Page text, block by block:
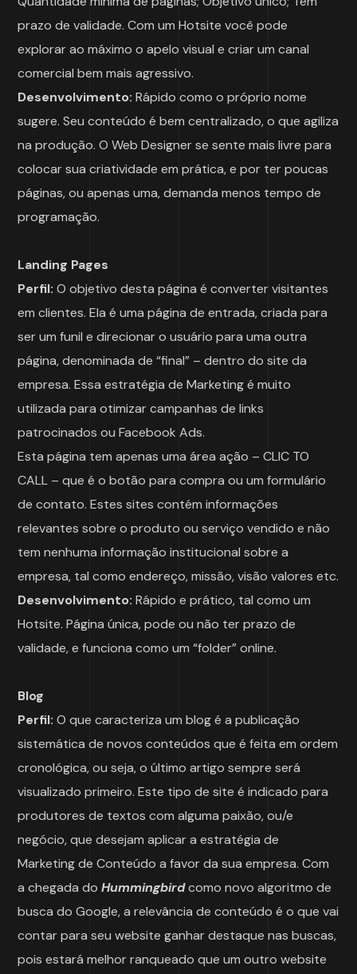
prazo de validade. Com um Hotsite você pode
explorar ao máximo o apelo visual e criar um canal
comercial bem mais agressivo.
Desenvolvimento:Rápido como o próprio nome
sugere. Seu conteúdo é bem centralizado, o que agiliza
na produção. O Web Designer se sente mais livre para
colocar sua criatividade em prática, e por ter poucas
páginas, ou apenas uma, demanda menos tempo de
programação.
Landing Pages
Perfil: O objetivo desta página é converter visitantes
em clientes. Ela é uma página de entrada, criada para
ser um funil e direcionar o usuário para uma outra
página, denominada de “final” – dentro do site da
empresa. Essa estratégia de Marketing é muito
utilizada para otimizar campanhas de links
patrocinados ou Facebook Ads.
Esta página tem apenas uma área ação – CLIC TO
CALL – que é o botão para compra ou um formulário
de contato. Estes sites contém informações
relevantes sobre o produto ou serviço vendido e não
tem nenhuma informação institucional sobre a
empresa, tal como endereço, missão, visão valores etc.
Desenvolvimento:Rápido e prático, tal como um
Hotsite. Página única, pode ou não ter prazo de
validade, e funciona como um “folder” online.
Blog
Perfil: O que caracteriza um blog é a publicação
sistemática de novos conteúdos que é feita em ordem
cronológica, ou seja, o último artigo sempre será
visualizado primeiro. Este tipo de site é indicado para
produtores de textos com alguma paixão, ou/e
negócio, que desejam aplicar a estratégia de
Marketing de Conteúdo a favor da sua empresa. Com
a chegada doHummingbirdcomo novo algoritmo de
busca do Google, a relevância de conteúdo é o que vai
contar para seu website ganhar destaque nas buscas,
pois estará melhor ranqueado que um outro website